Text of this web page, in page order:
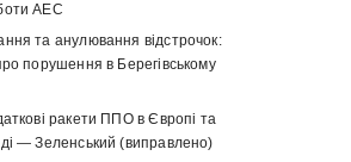
АЕС
та анулювання відстрочок:
порушення в Берегівському
ракети ППО в Європі та
— Зеленський (виправлено)